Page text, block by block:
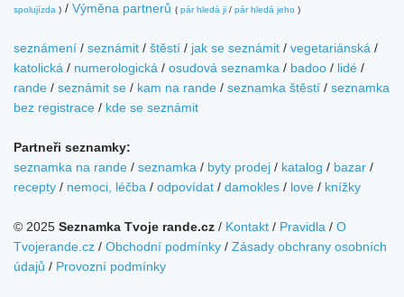
spolujízda ) / Výměna partnerů ( pár hledá ji / pár hledá jeho )
seznámení / seznámit / štěstí / jak se seznámit / vegetariánská /
katolická / numerologická / osudová seznamka / badoo / lidé /
rande / seznámit se / kam na rande / seznamka štěstí / seznamka
bez registrace / kde se seznámit
Partneři seznamky:
seznamka na rande / seznamka / byty prodej / katalog / bazar /
recepty / nemoci, léčba / odpovídat / damokles / love / knížky
© 2025 Seznamka Tvoje rande.cz / Kontakt / Pravidla / O
Tvojerande.cz / Obchodní podmínky / Zásady obchrany osobních
údajů / Provozní podmínky